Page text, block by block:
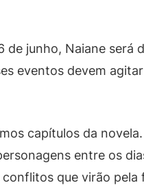
junho, Naiane será
eventos devem
capítulos da novela.
entre os
que virão